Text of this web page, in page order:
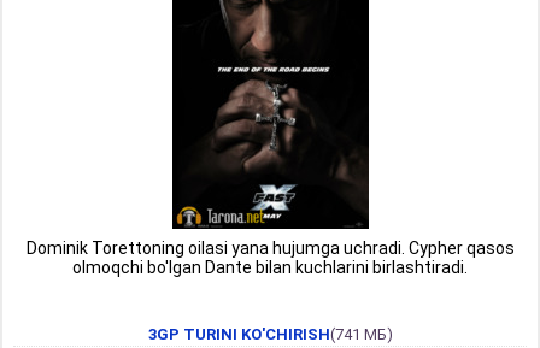
Dominik Torettoning oilasi yana hujumga uchradi. Cypher qasos
olmoqchi bo'lgan Dante bilan kuchlarini birlashtiradi.
3GP TURINI KO'CHIRISH(741 МБ)